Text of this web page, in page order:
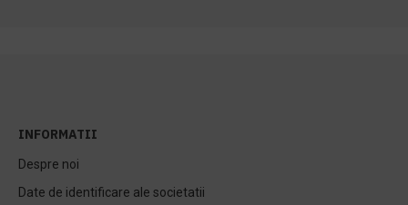
INFORMATII
Despre noi
Date de identificare ale societatii